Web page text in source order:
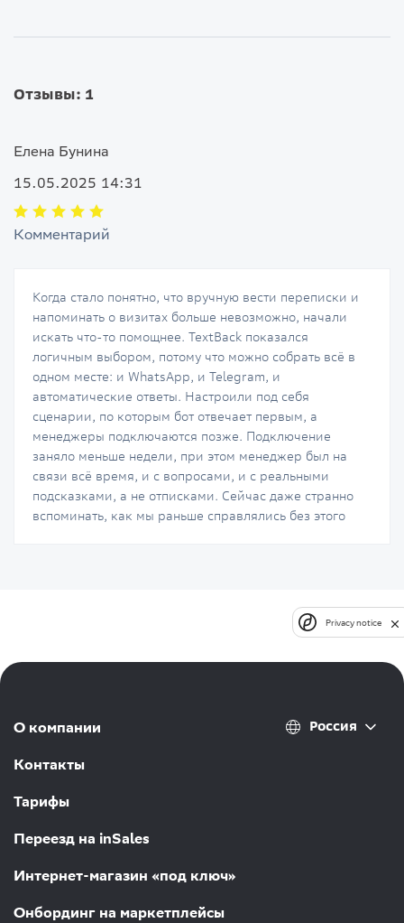
Отзывы: 1
Елена Бунина
15.05.2025 14:31
Комментарий
Когда стало понятно, что вручную вести переписки и
напоминать о визитах больше невозможно, начали
искать что-то помощнее. TextBack показался
логичным выбором, потому что можно собрать всё в
одном месте: и WhatsApp, и Telegram, и
автоматические ответы. Настроили под себя
сценарии, по которым бот отвечает первым, а
менеджеры подключаются позже. Подключение
заняло меньше недели, при этом менеджер был на
связи всё время, и с вопросами, и с реальными
подсказками, а не отписками. Сейчас даже странно
вспоминать, как мы раньше справлялись без этого
О компании
Контакты
Тарифы
Переезд на inSales
Интернет-магазин «под ключ»
Онбординг на маркетплейсы
Россия
Privacy notice